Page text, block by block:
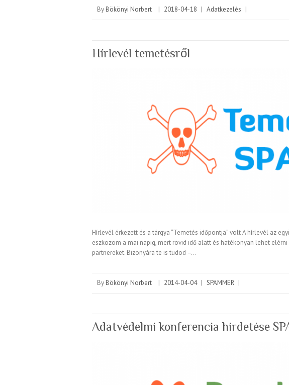
By Bökönyi Norbert | 2018-04-18 | Adatkezelés |
Hírlevél temetésről
Hírlevél érkezett és a tárgya “Temetés időpontja” volt A hírlevél az
eszközöm a mai napig, mert rövid idő alatt és hatékonyan lehet
partnereket. Bizonyára te is tudod –…
By Bökönyi Norbert | 2014-04-04 | SPAMMER |
Adatvédelmi konferencia hirdetése